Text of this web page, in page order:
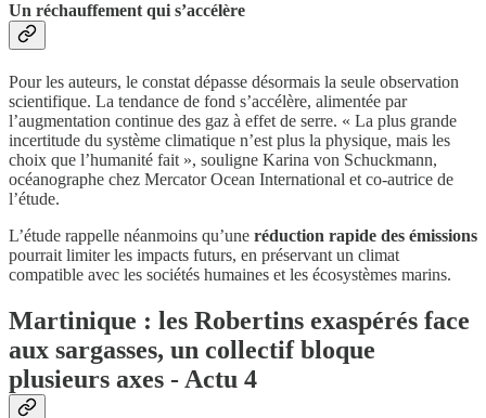
Un réchauffement qui s’accélère
Pour les auteurs, le constat dépasse désormais la seule observation
scientifique. La tendance de fond s’accélère, alimentée par
l’augmentation continue des gaz à effet de serre. « La plus grande
incertitude du système climatique n’est plus la physique, mais les
choix que l’humanité fait », souligne Karina von Schuckmann,
océanographe chez Mercator Ocean International et co-autrice de
l’étude.
L’étude rappelle néanmoins qu’une réduction rapide des émissions
pourrait limiter les impacts futurs, en préservant un climat
compatible avec les sociétés humaines et les écosystèmes marins.
Martinique : les Robertins exaspérés face
aux sargasses, un collectif bloque
plusieurs axes - Actu 4